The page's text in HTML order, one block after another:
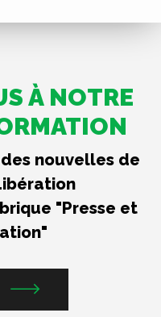
À NOTRE
nouvelles de
"Presse et